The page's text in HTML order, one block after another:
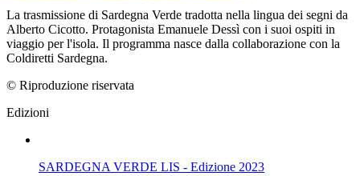
La trasmissione di Sardegna Verde tradotta nella lingua dei segni da
Alberto Cicotto. Protagonista Emanuele Dessì con i suoi ospiti in
viaggio per l'isola. Il programma nasce dalla collaborazione con la
Coldiretti Sardegna.
© Riproduzione riservata
Edizioni
SARDEGNA VERDE LIS - Edizione 2023